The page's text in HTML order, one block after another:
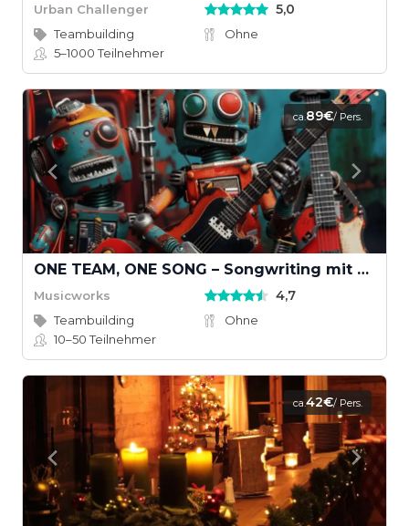
Urban Challenger 5,0
Teambuilding
Ohne
5–1000Teilnehmer
ca.89€/ Pers.
ONE TEAM, ONE SONG – Songwriting mit KI und echten Instrumenten
Musicworks 4,7
Teambuilding
Ohne
10–50Teilnehmer
ca.42€/ Pers.